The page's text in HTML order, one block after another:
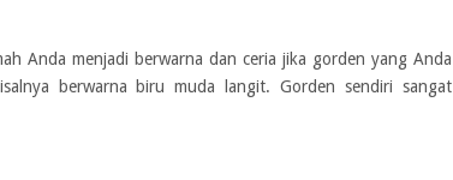
Anda menjadi berwarna dan ceria jika gorden yang Anda
berwarna biru muda langit. Gorden sendiri sangat